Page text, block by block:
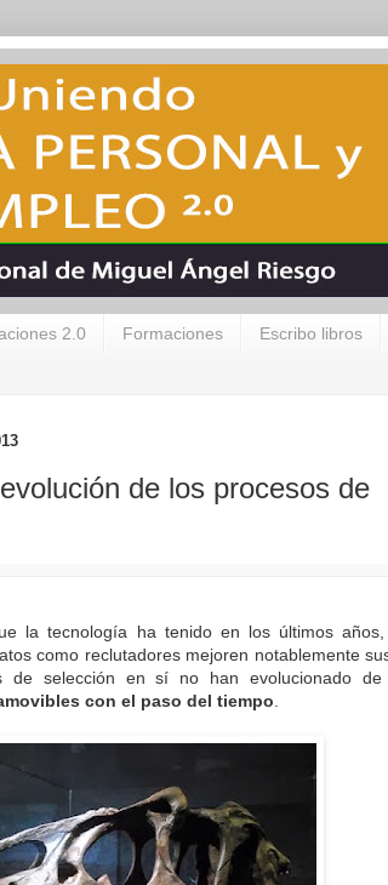
2.0 Formaciones Escribo libros
de los procesos de
la tecnología ha tenido en los últimos
como reclutadores mejoren notablemente
de selección en sí no han evolucionado
con el paso del tiempo